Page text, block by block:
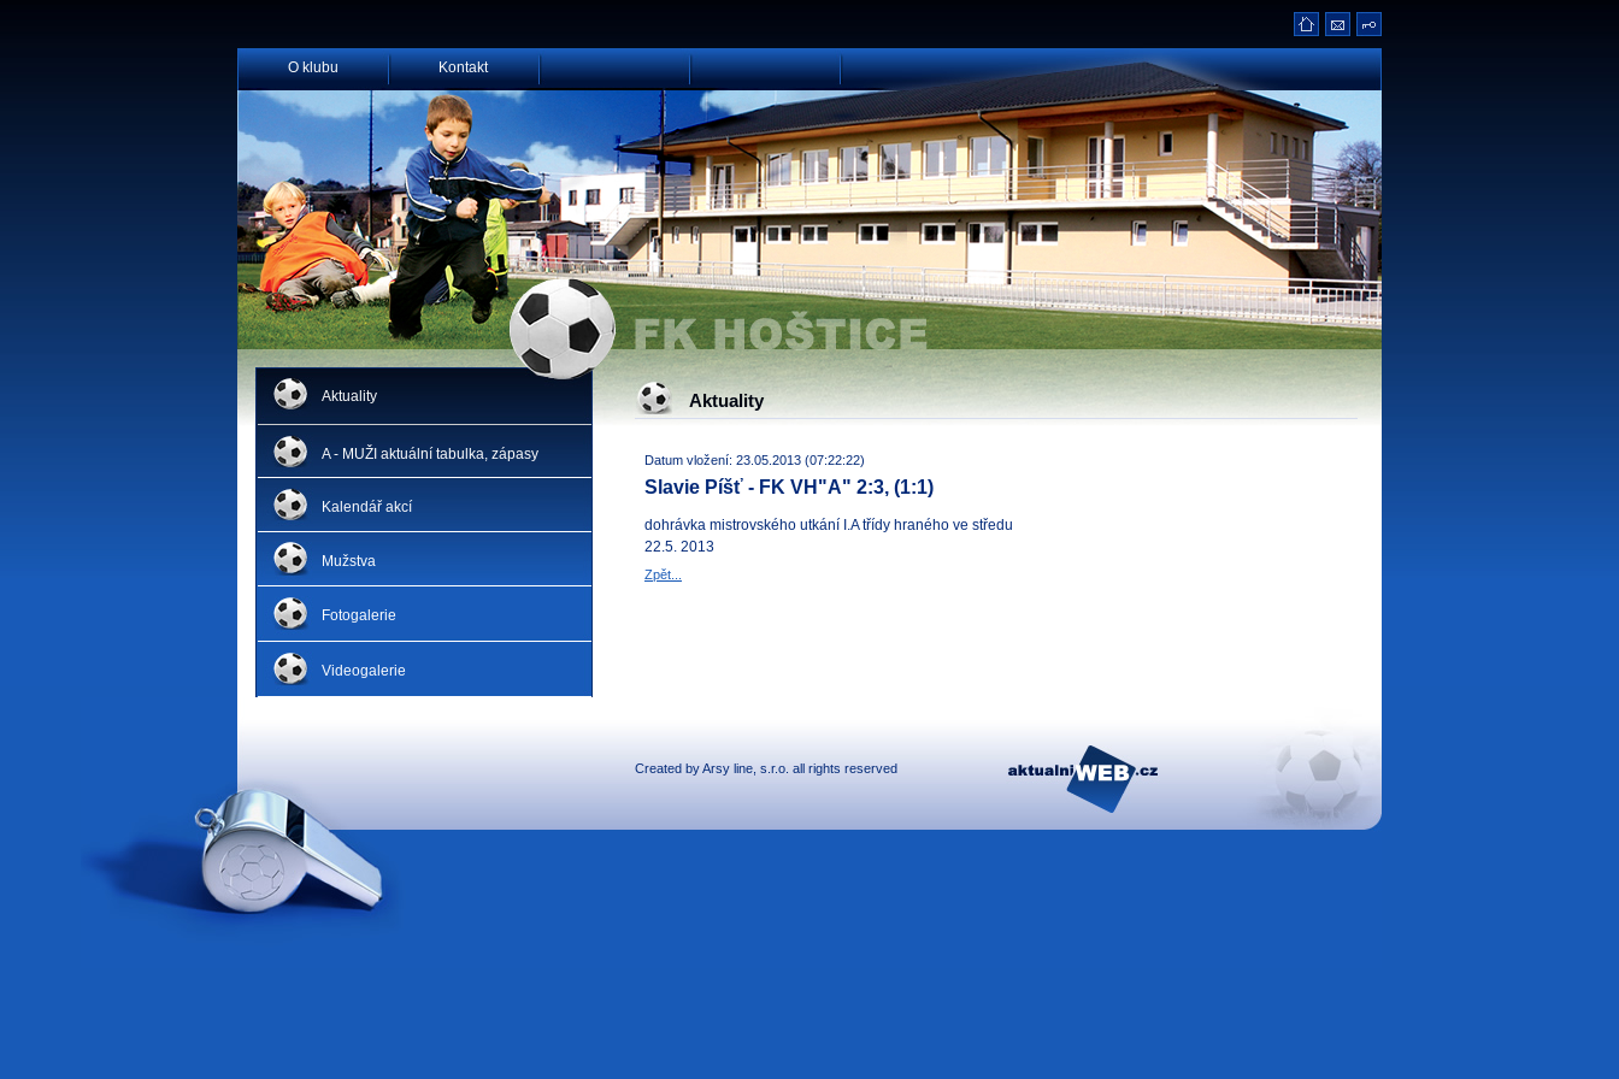
O klubu Kontakt
Aktuality
A - MUŽI aktuální tabulka, zápasy
Kalendář akcí
Mužstva
Fotogalerie
Videogalerie
Aktuality
Datum vložení: 23.05.2013 (07:22:22)
Slavie Píšť - FK VH"A" 2:3, (1:1)
dohrávka mistrovského utkání I.A třídy hraného ve středu
22.5. 2013
Zpět...
Created byArsy line , s.r.o. all rights reserved